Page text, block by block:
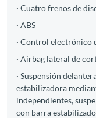
· Cuatro frenos de
· ABS
· Control electrónico
· Airbag lateral de
· Suspensión
estabilizadora
independientes,
con barra